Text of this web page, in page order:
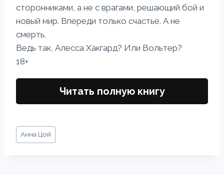
сторонниками, а не с врагами, решающий бой и
новый мир. Впереди только счастье. А не
смерть.
Ведь так, Алесса Хакгард? Или Вольтер?
18+
Читать полную книгу
Метки
записи:
Анна Цой